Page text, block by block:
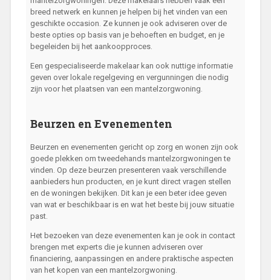
breed netwerk en kunnen je helpen bij het vinden van een
geschikte occasion. Ze kunnen je ook adviseren over de
beste opties op basis van je behoeften en budget, en je
begeleiden bij het aankoopproces.
Een gespecialiseerde makelaar kan ook nuttige informatie
geven over lokale regelgeving en vergunningen die nodig
zijn voor het plaatsen van een mantelzorgwoning.
Beurzen en Evenementen
Beurzen en evenementen gericht op zorg en wonen zijn ook
goede plekken om tweedehands mantelzorgwoningen te
vinden. Op deze beurzen presenteren vaak verschillende
aanbieders hun producten, en je kunt direct vragen stellen
en de woningen bekijken. Dit kan je een beter idee geven
van wat er beschikbaar is en wat het beste bij jouw situatie
past.
Het bezoeken van deze evenementen kan je ook in contact
brengen met experts die je kunnen adviseren over
financiering, aanpassingen en andere praktische aspecten
van het kopen van een mantelzorgwoning.